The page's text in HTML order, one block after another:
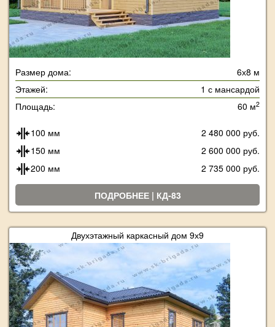
Размер дома:
6х8 м
Этажей:
1 с мансардой
Площадь:
60 м2
100 мм
2 480 000 руб.
150 мм
2 600 000 руб.
200 мм
2 735 000 руб.
ПОДРОБНЕЕ | КД-83
Двухэтажный каркасный дом 9х9